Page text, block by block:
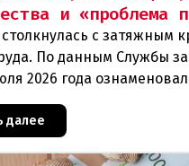
и «проблема
с затяжным
По данным Службы
2026 года
364 200 человек
как безрабо
далее